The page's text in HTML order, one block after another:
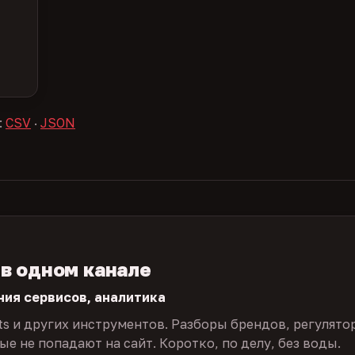
CSV · JSON
одном канале
сервисов, аналитика
и других инструментов. Разборы брендов,
не попадают на сайт. Коротко, по делу, без воды.